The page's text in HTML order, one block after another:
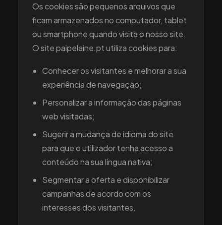
Os cookies são pequenos arquivos que
ficam armazenados no computador, tablet
ou smartphone quando visita o nosso site.
O site paipelaine.pt utiliza cookies para:
Conhecer os visitantes e melhorar a sua
experiência de navegação;
Personalizar a informação das páginas
web visitadas;
Sugerir a mudança de idioma do site
para que o utilizador tenha acesso a
conteúdo na sua língua nativa;
Segmentar a oferta e disponibilizar
campanhas de acordo com os
interesses dos visitantes.